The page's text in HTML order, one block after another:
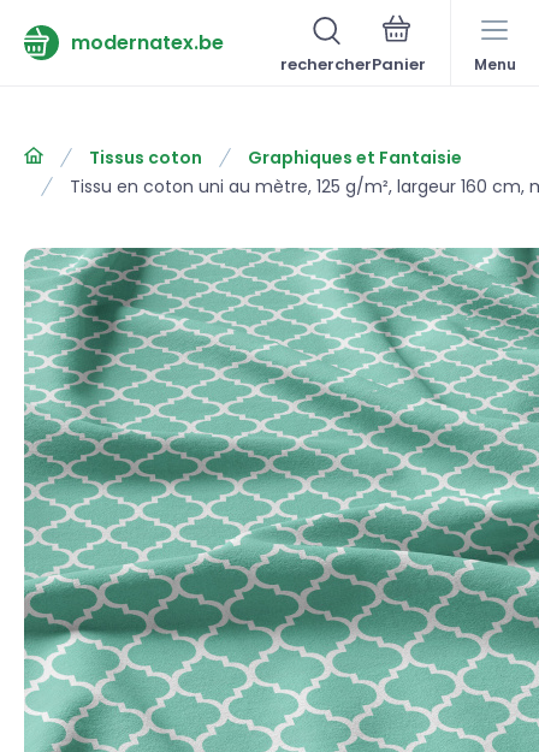
modernatex.be
rechercher Menu
Tissus coton
Graphiques et Fantaisie
Tissu en coton uni au mètre, 125 g/m², largeur 160 cm,